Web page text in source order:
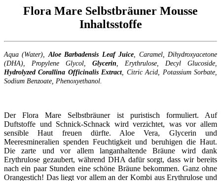
Flora Mare Selbstbräuner Mousse
Inhaltsstoffe
Aqua (Water),Aloe Barbadensis Leaf Juice, Caramel, Dihydroxyacetone
(DHA), Propylene Glycol, Glycerin, Erythrulose, Decyl Glucoside,
Hydrolyzed Corallina Officinalis Extract, Citric Acid, Potassium Sorbate,
Sodium Benzoate, Phenoxyethanol.
Der Flora Mare Selbstbräuner ist puristisch formuliert. Auf
Duftstoffe und Schnick-Schnack wird verzichtet, was vor allem
sensible Haut freuen dürfte. Aloe Vera, Glycerin und
Meeresmineralien spenden Feuchtigkeit und beruhigen die Haut.
Die zarte und vor allem langanhaltende Bräune wird dank
Erythrulose gezaubert, während DHA dafür sorgt, dass wir bereits
nach ein paar Stunden eine schöne Bräune bekommen. Ganz ohne
Orangestich! Das liegt vor allem an der Kombi aus Erythrulose und